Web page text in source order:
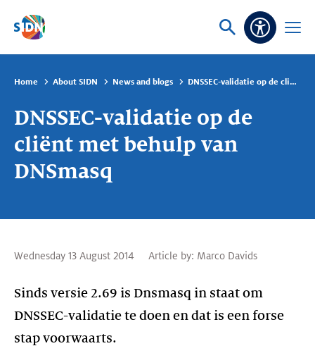
Skip navigation
Ask
Open
Home About SIDN News and blogs DNSSEC-validatie op de cliënt met behulp van DNSmasq
DNSSEC-validatie op de
cliënt met behulp van
DNSmasq
Wednesday 13 August 2014 Article by: Marco Davids
Sinds versie 2.69 is Dnsmasq in staat om
DNSSEC-validatie te doen en dat is een forse
stap voorwaarts.